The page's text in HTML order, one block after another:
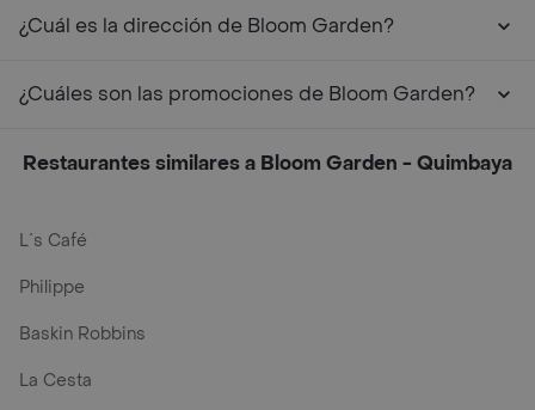
¿Cuál es la dirección de Bloom Garden?
¿Cuáles son las promociones de Bloom Garden?
Restaurantes similares a Bloom Garden - Quimbaya
L´s Café
Philippe
Baskin Robbins
La Cesta